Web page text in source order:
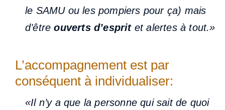
le SAMU ou les pompiers pour ça) mais
d’êtreouverts d’espritet alertes à tout.»
L’accompagnement est par
conséquent à individualiser:
«Il n’y a que la personne qui sait de quoi